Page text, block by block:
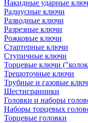
Накидные ударные
Радиусные ключи
Разводные ключи
Разрезные ключи
Рожковые ключи
Стартерные ключи
Ступичные ключи
Торцевые ключи
Трещоточные ключи
Трубные и газовые
Шестигранники
Головки и наборы
Наборы торцевых
Торцевые головки